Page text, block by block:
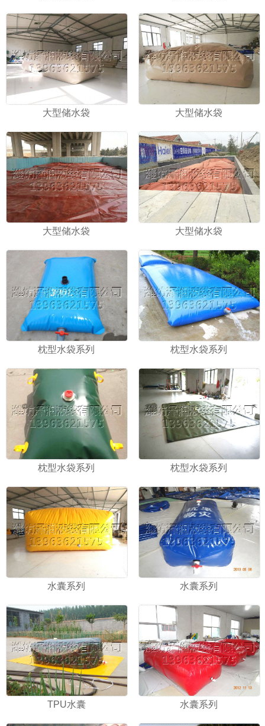
大型储水袋 大型储水袋
大型储水袋 大型储水袋
枕型水袋系列 枕型水袋系列
枕型水袋系列 枕型水袋系列
水囊系列 水囊系列
TPU水囊 水囊系列